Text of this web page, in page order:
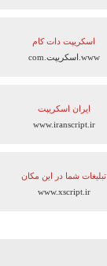
اسکریپت دات کام
www.اسکریپت.com
ایران اسکریپت
www.iranscript.ir
تبلیغات شما در این مکان
www.xscript.ir